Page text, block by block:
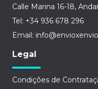
Calle Marina 16-18,
Tel: +34 936 678 296
Email:
Legal
Condições de